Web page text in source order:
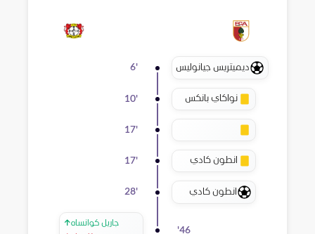
ديميتريس جيانوليس 6'
نواكاي بانكس 10'
17'
انطون كادي 17'
انطون كادي 28'
46
'
↑جاريل كوانساه